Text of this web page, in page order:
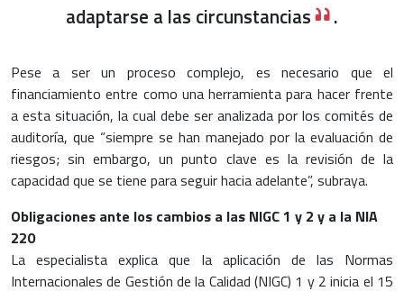
adaptarse a las circunstancias
.
Pese a ser un proceso complejo, es necesario que el
financiamiento entre como una herramienta para hacer frente
a esta situación, la cual debe ser analizada por los comités de
auditoría, que “siempre se han manejado por la evaluación de
riesgos; sin embargo, un punto clave es la revisión de la
capacidad que se tiene para seguir hacia adelante”, subraya.
Obligaciones ante los cambios a las NIGC 1 y 2 y a la NIA
220
La especialista explica que la aplicación de las Normas
Internacionales de Gestión de la Calidad (NIGC) 1 y 2 inicia el 15